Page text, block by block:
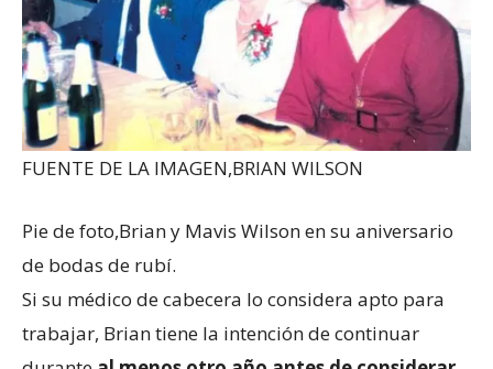
FUENTE DE LA IMAGEN,BRIAN WILSON
Pie de foto,Brian y Mavis Wilson en su aniversario
de bodas de rubí.
Si su médico de cabecera lo considera apto para
trabajar, Brian tiene la intención de continuar